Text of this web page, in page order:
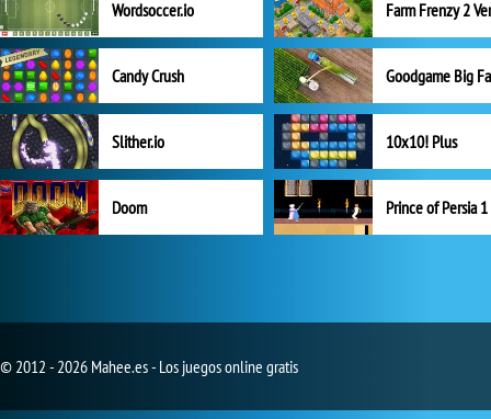
Wordsoccer.io
Candy Crush Goodgame Big
Slither.io 10x10! Plus
Doom Prince of Persia 1
© 2012 - 2026 Mahee.es - Los juegos online gratis